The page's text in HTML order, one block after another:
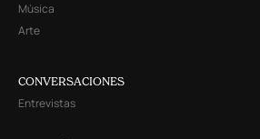
Música
Arte
CONVERSACIONES
Entrevistas